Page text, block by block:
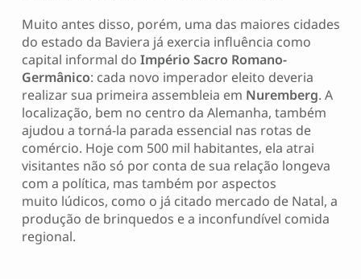
Muito antes disso, porém, uma das maiores cidades
do estado da Baviera já exercia influência como
capital informal do Império Sacro Romano-
Germânico: cada novo imperador eleito deveria
realizar sua primeira assembleia em Nuremberg. A
localização, bem no centro da Alemanha, também
ajudou a torná-la parada essencial nas rotas de
comércio. Hoje com 500 mil habitantes, ela atrai
visitantes não só por conta de sua relação longeva
com a política, mas também por aspectos
muito lúdicos, como o já citado mercado de Natal, a
produção de brinquedos e a inconfundível comida
regional.